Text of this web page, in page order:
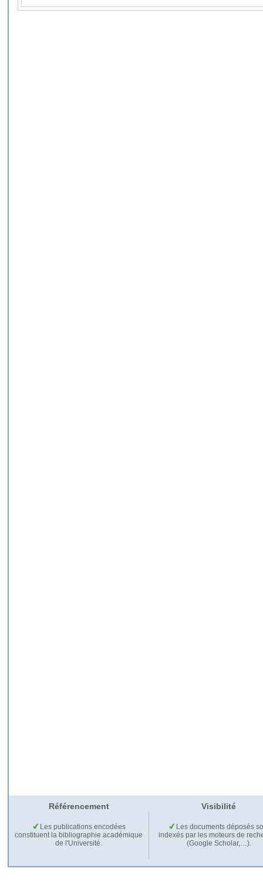
Référencement Visibilité
Les publications encodées
constituent la bibliographie académique
de l'Université.
Les documents déposés
indexés par les moteurs de
(Google Scholar,…).